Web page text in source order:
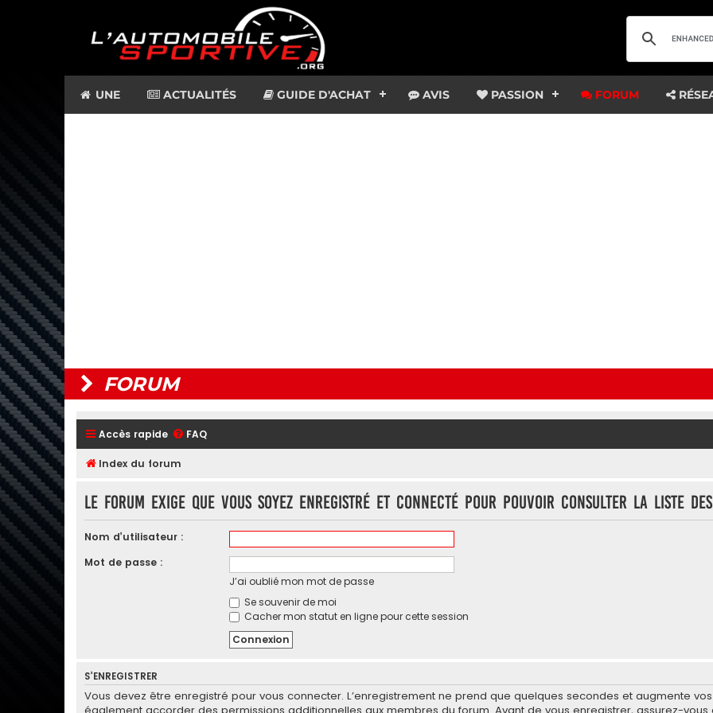
UNE ACTUALITÉS GUIDE D'ACHAT AVIS PASSION FORUM
FORUM
Accès rapide FAQ
Index du forum
Le forum exige que vous soyez enregistré et connecté pour pouvoir consulter la liste des
Nom d’utilisateur :
Mot de passe :
J’ai oublié mon mot de passe
Se souvenir de moi
Cacher mon statut en ligne pour cette session
S’ENREGISTRER
Vous devez être enregistré pour vous connecter. L’enregistrement ne prend que quelques secondes et augmente